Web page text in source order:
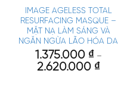
IMAGE AGELESS TOTAL
RESURFACING MASQUE –
MẶT NẠ LÀM SÁNG VÀ
NGĂN NGỪA LÃO HÓA DA
1.375.000 ₫–
2.620.000 ₫